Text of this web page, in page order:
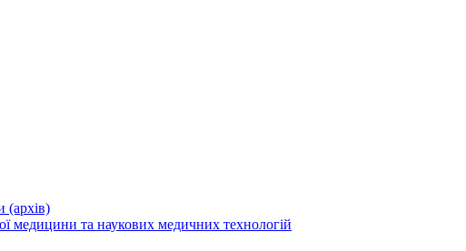
(архів)
медицини та наукових медичних технологій